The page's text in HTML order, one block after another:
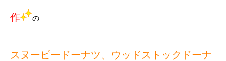
作 の
スヌーピードーナツ、ウッドストックドーナ